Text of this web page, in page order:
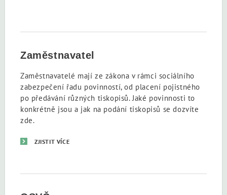
Zaměstnavatel
Zaměstnavatelé mají ze zákona v rámci sociálního
zabezpečení řadu povinností, od placení pojistného
po předávání různých tiskopisů. Jaké povinnosti to
konkrétně jsou a jak na podání tiskopisů se dozvíte
zde.
ZJISTIT VÍCE